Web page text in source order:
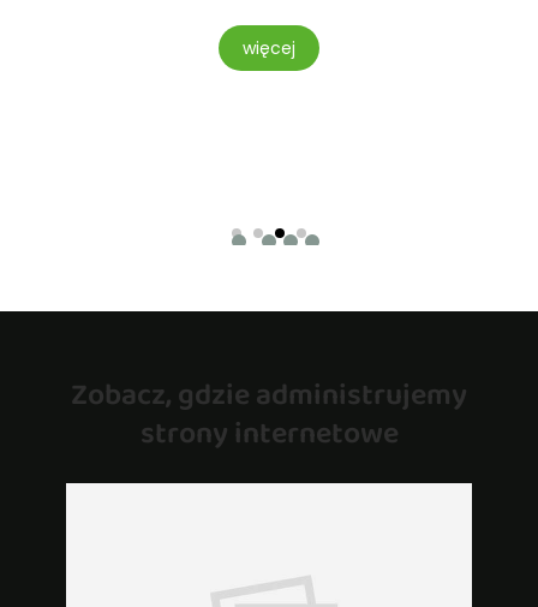
więcej
Zobacz, gdzie administrujemy
strony internetowe